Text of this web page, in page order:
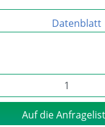
Datenblatt
Auf die